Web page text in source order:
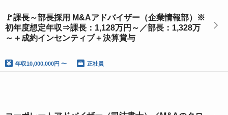
🚩課長～部長採用 M&Aアドバイザー（企業情報部）※
初年度想定年収⇒課長：1,128万円～／部長：1,328万
～＋成約インセンティブ＋決算賞与
年収10,000,000円 〜 正社員